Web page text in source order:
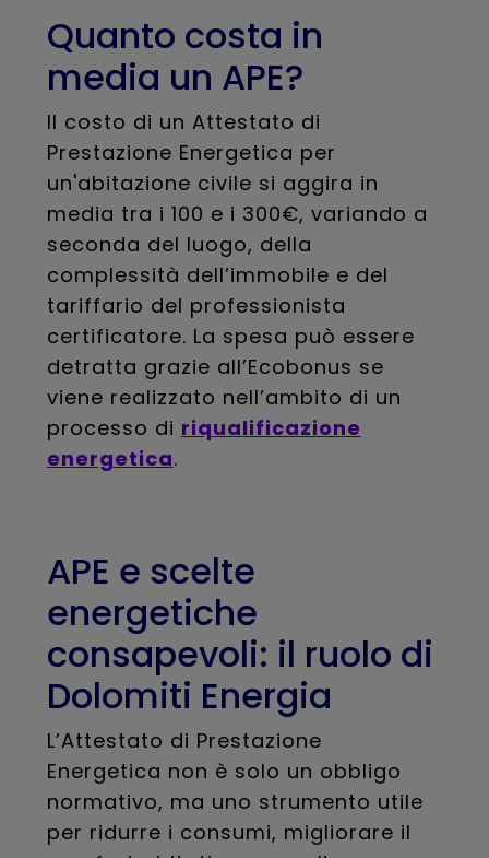
Quanto costa in
media un APE?
Il costo di un Attestato di
Prestazione Energetica per
un'abitazione civile si aggira in
media tra i 100 e i 300€, variando a
seconda del luogo, della
complessità dell’immobile e del
tariffario del professionista
certificatore. La spesa può essere
detratta grazie all’Ecobonus se
viene realizzato nell’ambito di un
processo di riqualificazione
energetica.
APE e scelte
energetiche
consapevoli: il ruolo di
Dolomiti Energia
L’Attestato di Prestazione
Energetica non è solo un obbligo
normativo, ma uno strumento utile
per ridurre i consumi, migliorare il